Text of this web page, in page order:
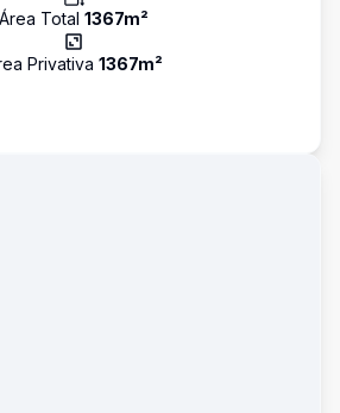
Área Total 1367m²
Privativa 1367m²